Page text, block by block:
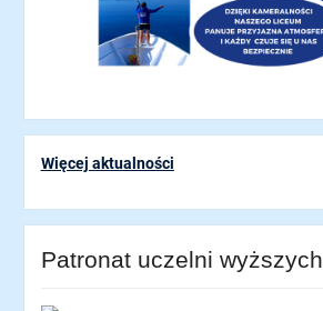
Więcej aktualności
Patronat uczelni wyższych